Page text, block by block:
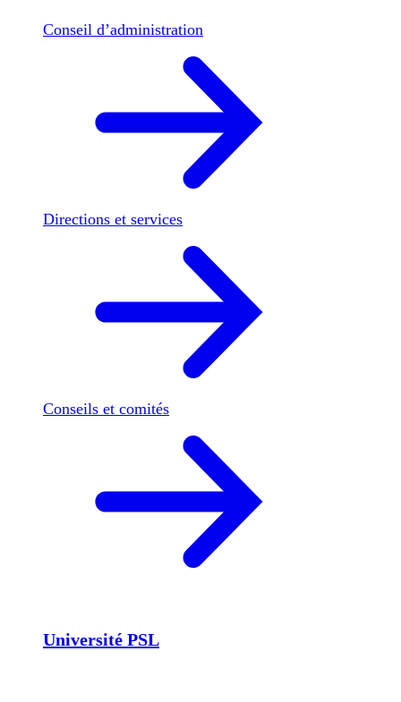
Conseil d’administration
Directions et services
Conseils et comités
Université PSL